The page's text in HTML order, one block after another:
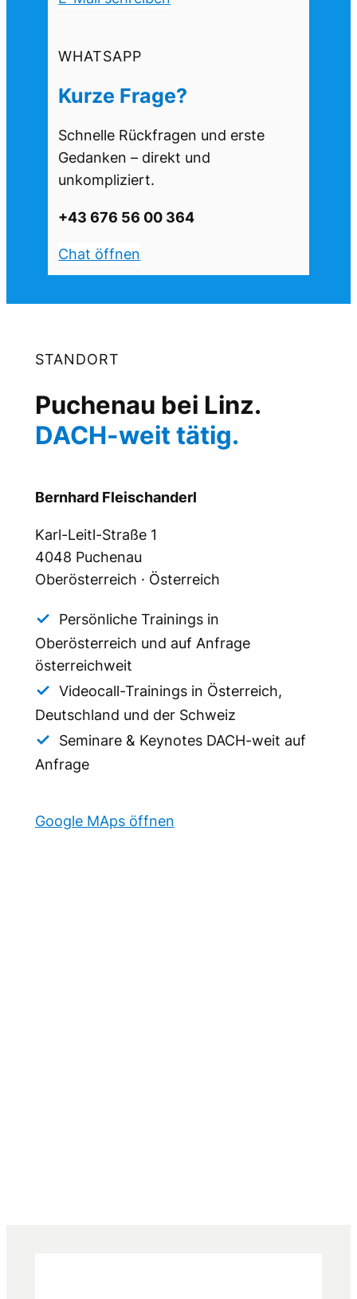
WHATSAPP
Kurze Frage?
Schnelle Rückfragen und erste
Gedanken – direkt und
unkompliziert.
+43 676 56 00 364
Chat öffnen
STANDORT
Puchenau bei Linz.
DACH-weit tätig.
Bernhard Fleischanderl
Karl-Leitl-Straße 1
4048 Puchenau
Oberösterreich · Österreich
Persönliche Trainings in
Oberösterreich und auf Anfrage
österreichweit
Videocall-Trainings in Österreich,
Deutschland und der Schweiz
Seminare & Keynotes DACH-weit auf
Anfrage
Google MAps öffnen